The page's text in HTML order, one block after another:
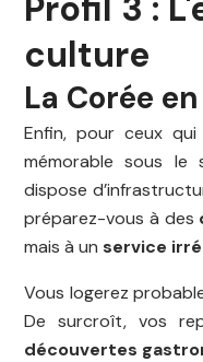
culture
La Corée
Enfin, pour ceux
mémorable sous le
dispose
préparez-vous à des
mais à un service
Vous logerez
De surcroît, vos
découvertes